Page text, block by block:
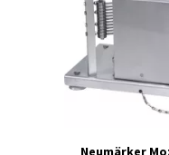
Neumärker